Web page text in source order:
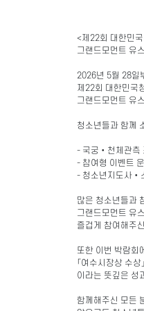
<제22회 대한민
그랜드모먼트 유
2026년 5월 28일
제22회 대한민국
그랜드모먼트 유
청소년들과 함께
- 국궁•천체관측
- 참여형 이벤트
- 청소년지도사•
많은 청소년들과
그랜드모먼트 유
즐겁게 참여해주
또한 이번 박람회
「여수시장상 수상」
이라는 뜻깊은 성
함께해주신 모든